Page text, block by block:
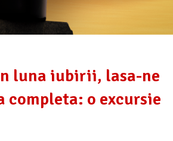
In luna iubirii, lasa-ne
completa: o excursie